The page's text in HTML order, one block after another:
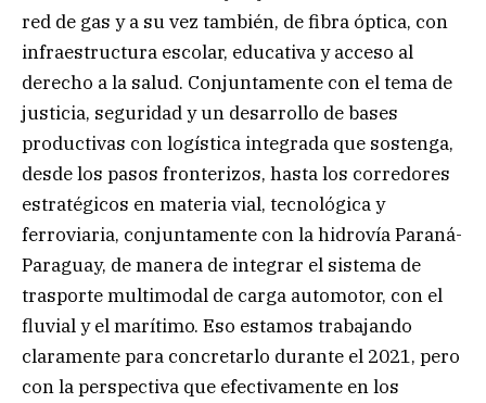
red de gas y a su vez también, de fibra óptica, con
infraestructura escolar, educativa y acceso al
derecho a la salud. Conjuntamente con el tema de
justicia, seguridad y un desarrollo de bases
productivas con logística integrada que sostenga,
desde los pasos fronterizos, hasta los corredores
estratégicos en materia vial, tecnológica y
ferroviaria, conjuntamente con la hidrovía Paraná-
Paraguay, de manera de integrar el sistema de
trasporte multimodal de carga automotor, con el
fluvial y el marítimo. Eso estamos trabajando
claramente para concretarlo durante el 2021, pero
con la perspectiva que efectivamente en los